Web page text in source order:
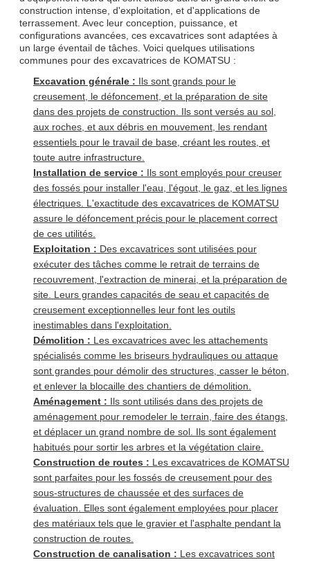
construction intense, d'exploitation, et d'applications de
terrassement. Avec leur conception, puissance, et
configurations avancées, ces excavatrices sont adaptées à
un large éventail de tâches. Voici quelques utilisations
communes pour des excavatrices de KOMATSU :
Excavation générale : Ils sont grands pour le
creusement, le défoncement, et la préparation de site
dans des projets de construction. Ils sont versés au sol,
aux roches, et aux débris en mouvement, les rendant
essentiels pour le travail de base, créant les routes, et
toute autre infrastructure.
Installation de service : Ils sont employés pour creuser
des fossés pour installer l'eau, l'égout, le gaz, et les lignes
électriques. L'exactitude des excavatrices de KOMATSU
assure le défoncement précis pour le placement correct
de ces utilités.
Exploitation : Des excavatrices sont utilisées pour
exécuter des tâches comme le retrait de terrains de
recouvrement, l'extraction de minerai, et la préparation de
site. Leurs grandes capacités de seau et capacités de
creusement exceptionnelles leur font les outils
inestimables dans l'exploitation.
Démolition : Les excavatrices avec les attachements
spécialisés comme les briseurs hydrauliques ou attaque
sont grandes pour démolir des structures, casser le béton,
et enlever la blocaille des chantiers de démolition.
Aménagement : Ils sont utilisés dans des projets de
aménagement pour remodeler le terrain, faire des étangs,
et déplacer un grand nombre de sol. Ils sont également
habitués pour sortir les arbres et la végétation claire.
Construction de routes : Les excavatrices de KOMATSU
sont parfaites pour les fossés de creusement pour des
sous-structures de chaussée et des surfaces de
évaluation. Elles sont également employées pour placer
des matériaux tels que le gravier et l'asphalte pendant la
construction de routes.
Construction de canalisation : Les excavatrices sont